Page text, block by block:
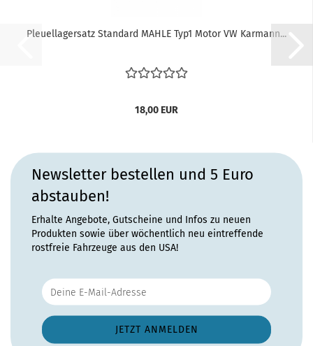
Pleuellagersatz Standard MAHLE Typ1 Motor VW Karmann...
18,00 EUR
Newsletter bestellen und 5 Euro
abstauben!
Erhalte Angebote, Gutscheine und Infos zu neuen
Produkten sowie über wöchentlich neu eintreffende
rostfreie Fahrzeuge aus den USA!